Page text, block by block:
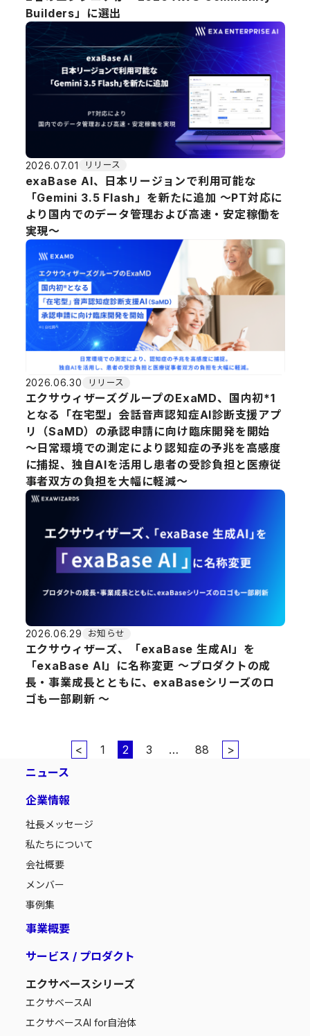
Builders」に選出
2026.07.01 リリース
exaBase AI、日本リージョンで利用可能な
「Gemini 3.5 Flash」を新たに追加 ～PT対応に
より国内でのデータ管理および高速・安定稼働を
実現～
2026.06.30 リリース
エクサウィザーズグループのExaMD、国内初*1
となる「在宅型」会話音声認知症AI診断支援アプ
リ（SaMD）の承認申請に向け臨床開発を開始
～日常環境での測定により認知症の予兆を高感度
に捕捉、独自AIを活用し患者の受診負担と医療従
事者双方の負担を大幅に軽減～
2026.06.29 お知らせ
エクサウィザーズ、「exaBase 生成AI」を
「exaBase AI」に名称変更 〜プロダクトの成
長・事業成長とともに、exaBaseシリーズのロ
ゴも一部刷新 〜
< 1 2 3 … 88
>
ニュース
企業情報
社長メッセージ
私たちについて
会社概要
メンバー
事例集
事業概要
サービス / プロダクト
エクサベースシリーズ
エクサベースAI
エクサベースAI for自治体